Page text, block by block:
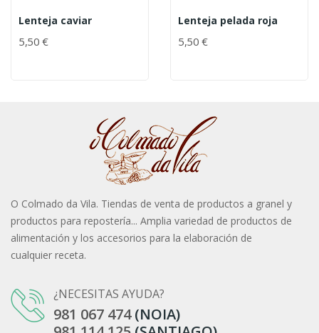
Lenteja caviar
5,50 €
Lenteja pelada roja
5,50 €
O Colmado da Vila. Tiendas de venta de productos a granel y
productos para repostería... Amplia variedad de productos de
alimentación y los accesorios para la elaboración de
cualquier receta.
¿NECESITAS AYUDA?
981 067 474(NOIA)